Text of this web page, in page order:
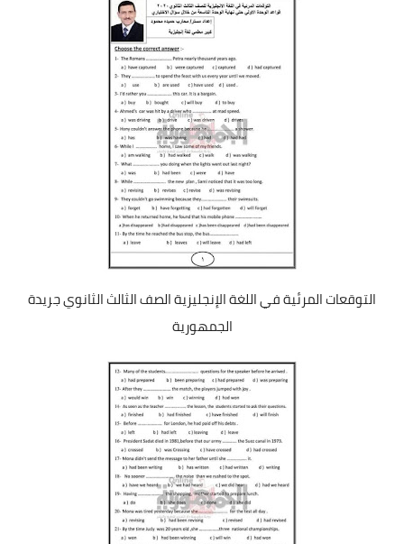
التوقعات المرئية في اللغة الإنجليزية الصف الثالث الثانوي جريدة
الجمهورية